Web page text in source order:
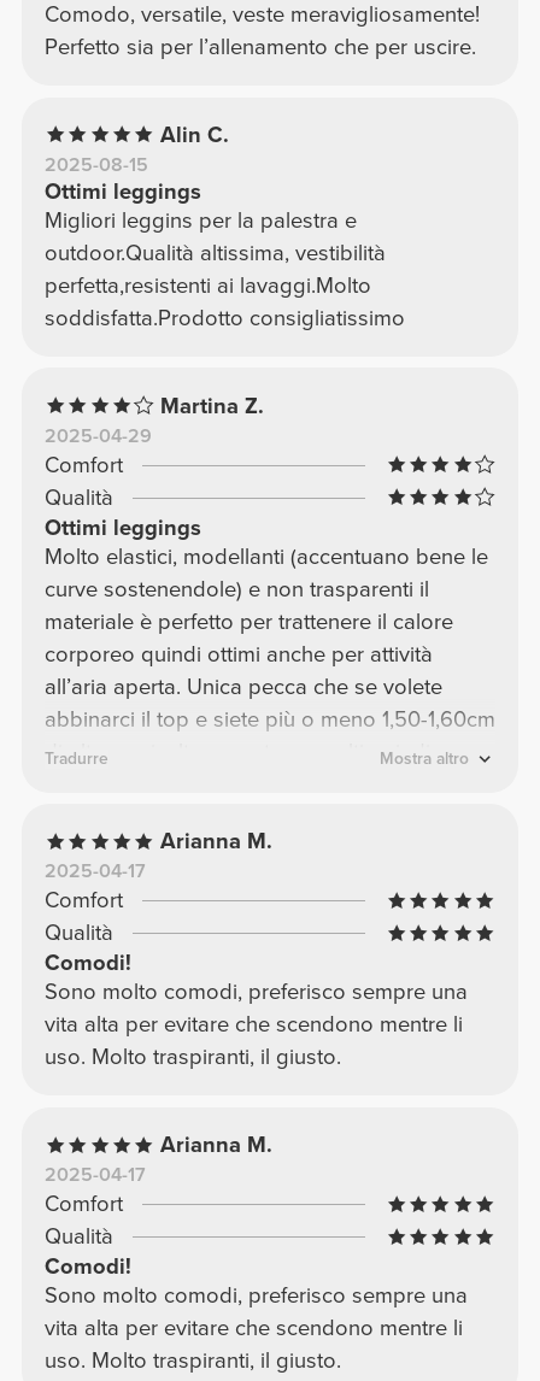
Comodo, versatile, veste meravigliosamente!
Perfetto sia per l’allenamento che per uscire.
Alin C.
2025-08-15
Ottimi leggings
Migliori leggins per la palestra e
outdoor.Qualità altissima, vestibilità
perfetta,resistenti ai lavaggi.Molto
soddisfatta.Prodotto consigliatissimo
Martina Z.
2025-04-29
Comfort
Qualità
Ottimi leggings
Molto elastici, modellanti (accentuano bene le
curve sostenendole) e non trasparenti il
materiale è perfetto per trattenere il calore
corporeo quindi ottimi anche per attività
all’aria aperta. Unica pecca che se volete
abbinarci il top e siete più o meno 1,50-1,60cm
di altezza risulteranno troppo alti quindi non
Tradurre Mostra altro
Arianna M.
2025-04-17
Comfort
Qualità
Comodi!
Sono molto comodi, preferisco sempre una
vita alta per evitare che scendono mentre li
uso. Molto traspiranti, il giusto.
Arianna M.
2025-04-17
Comfort
Qualità
Comodi!
Sono molto comodi, preferisco sempre una
vita alta per evitare che scendono mentre li
uso. Molto traspiranti, il giusto.